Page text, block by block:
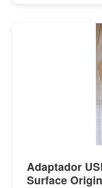
Adaptador
Surface